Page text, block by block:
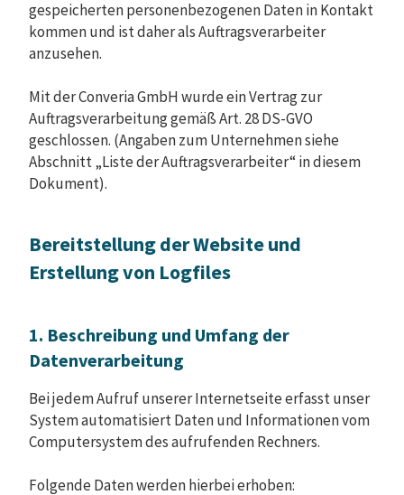
gespeicherten personenbezogenen Daten in Kontakt
kommen und ist daher als Auftragsverarbeiter
anzusehen.
Mit der Converia GmbH wurde ein Vertrag zur
Auftragsverarbeitung gemäß Art. 28 DS-GVO
geschlossen. (Angaben zum Unternehmen siehe
Abschnitt „Liste der Auftragsverarbeiter“ in diesem
Dokument).
Bereitstellung der Website und
Erstellung von Logfiles
1. Beschreibung und Umfang der
Datenverarbeitung
Bei jedem Aufruf unserer Internetseite erfasst unser
System automatisiert Daten und Informationen vom
Computersystem des aufrufenden Rechners.
Folgende Daten werden hierbei erhoben: